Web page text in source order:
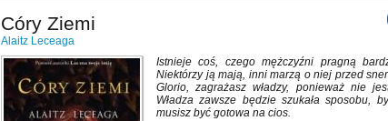
Córy Ziemi
Alaitz Leceaga
Istnieje coś, czego mężczyźni pragną
Niektórzy ją mają, inni marzą o niej przed
Glorio, zagrażasz władzy, ponieważ nie
Władza zawsze będzie szukała sposobu,
musisz być gotowa na cios.